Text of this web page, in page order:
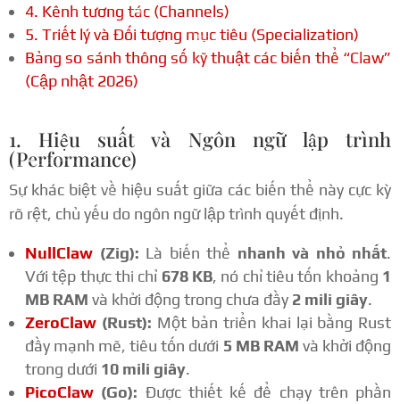
4. Kênh tương tác (Channels)
5. Triết lý và Đối tượng mục tiêu (Specialization)
Bảng so sánh thông số kỹ thuật các biến thể “Claw”
(Cập nhật 2026)
1. Hiệu suất và Ngôn ngữ lập trình
(Performance)
Sự khác biệt về hiệu suất giữa các biến thể này cực kỳ
rõ rệt, chủ yếu do ngôn ngữ lập trình quyết định.
NullClaw (Zig): Là biến thể nhanh và nhỏ nhất.
Với tệp thực thi chỉ 678 KB, nó chỉ tiêu tốn khoảng 1
MB RAM và khởi động trong chưa đầy 2 mili giây.
ZeroClaw (Rust): Một bản triển khai lại bằng Rust
đầy mạnh mẽ, tiêu tốn dưới 5 MB RAM và khởi động
trong dưới 10 mili giây.
PicoClaw (Go): Được thiết kế để chạy trên phần